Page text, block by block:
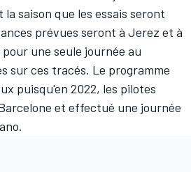
saison que les essais seront
prévues seront à Jerez et à
une seule journée au
sur ces tracés. Le programme
puisqu'en 2022, les pilotes
et effectué une journée